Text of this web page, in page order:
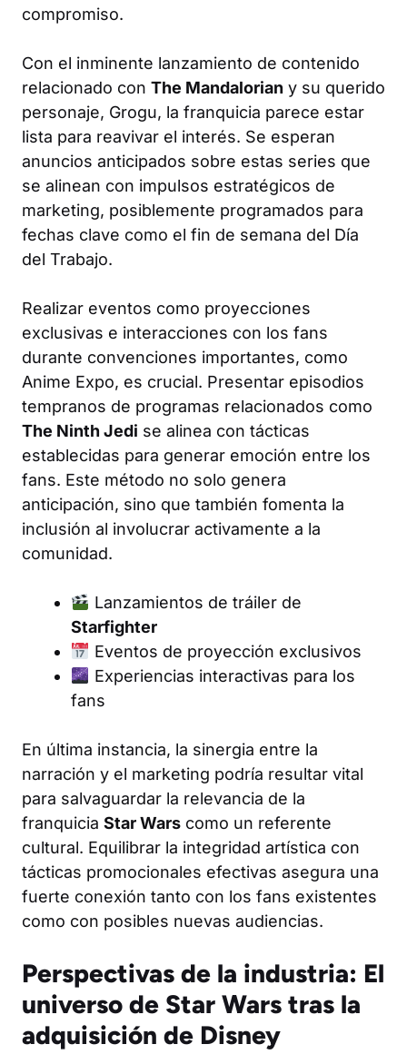
compromiso.
Con el inminente lanzamiento de contenido
relacionado con The Mandalorian y su querido
personaje, Grogu, la franquicia parece estar
lista para reavivar el interés. Se esperan
anuncios anticipados sobre estas series que
se alinean con impulsos estratégicos de
marketing, posiblemente programados para
fechas clave como el fin de semana del Día
del Trabajo.
Realizar eventos como proyecciones
exclusivas e interacciones con los fans
durante convenciones importantes, como
Anime Expo, es crucial. Presentar episodios
tempranos de programas relacionados como
The Ninth Jedi se alinea con tácticas
establecidas para generar emoción entre los
fans. Este método no solo genera
anticipación, sino que también fomenta la
inclusión al involucrar activamente a la
comunidad.
Lanzamientos de tráiler de
Starfighter
Eventos de proyección exclusivos
Experiencias interactivas para los
fans
En última instancia, la sinergia entre la
narración y el marketing podría resultar vital
para salvaguardar la relevancia de la
franquicia Star Wars como un referente
cultural. Equilibrar la integridad artística con
tácticas promocionales efectivas asegura una
fuerte conexión tanto con los fans existentes
como con posibles nuevas audiencias.
Perspectivas de la industria: El
universo de Star Wars tras la
adquisición de Disney